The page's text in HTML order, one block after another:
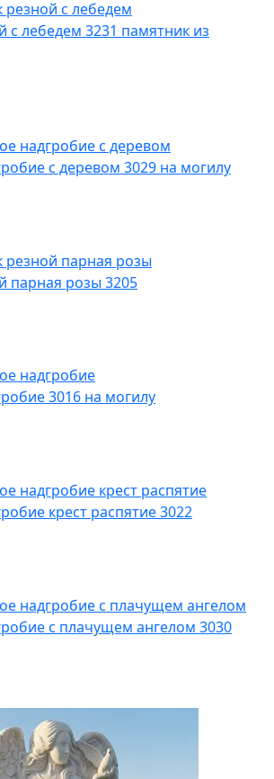
с лебедем 3231 памятник из
с деревом 3029 на могилу
парная розы 3205
3016 на могилу
крест распятие 3022
с плачущем ангелом 3030